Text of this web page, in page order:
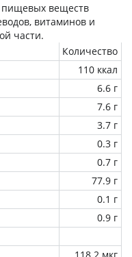
пищевых веществ
витаминов и
части.
Количество
110 ккал
6.6 г
7.6 г
3.7 г
0.3 г
0.7 г
77.9 г
0.1 г
0.9 г